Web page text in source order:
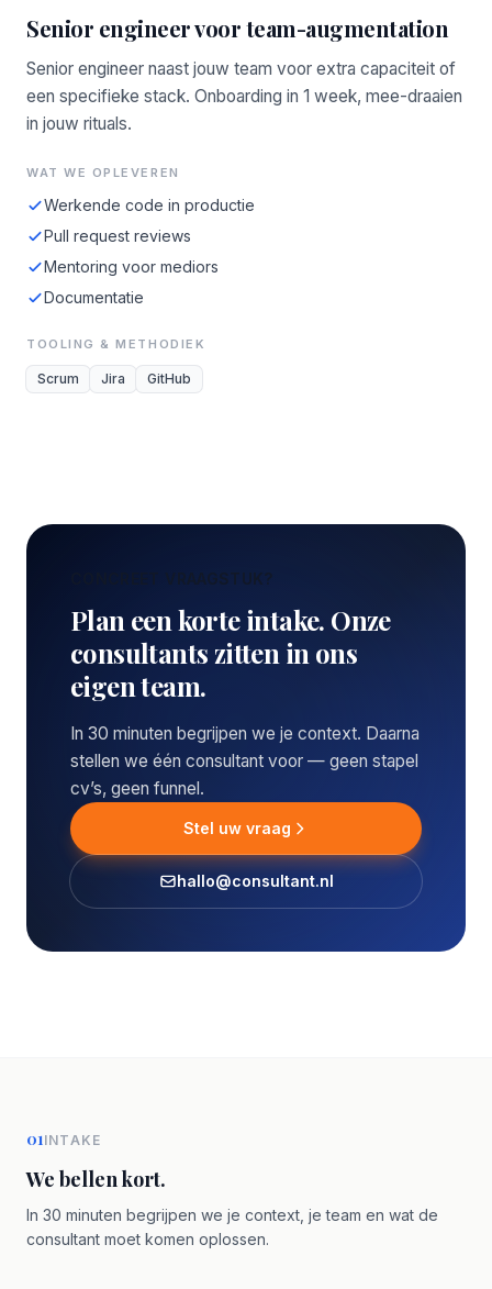
Senior engineer voor team-augmentation
Senior engineer naast jouw team voor extra capaciteit of
een specifieke stack. Onboarding in 1 week, mee-draaien
in jouw rituals.
WAT WE OPLEVEREN
Werkende code in productie
Pull request reviews
Mentoring voor mediors
Documentatie
TOOLING & METHODIEK
Scrum Jira GitHub
CONCREET VRAAGSTUK?
Plan een korte intake. Onze
consultants zitten in ons
eigen team.
In 30 minuten begrijpen we je context. Daarna
stellen we één consultant voor — geen stapel
cv’s, geen funnel.
Stel uw vraag
hallo@consultant.nl
01INTAKE
We bellen kort.
In 30 minuten begrijpen we je context, je team en wat de
consultant moet komen oplossen.